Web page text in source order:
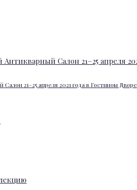
21–25 апреля 2021 года в Гостином Дворе